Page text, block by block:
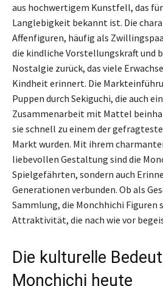
aus hochwertigem Kunstfell, das
Langlebigkeit bekannt ist. Die
Affenfiguren, häufig als
die kindliche Vorstellungskraft und
Nostalgie zurück, das viele
Kindheit erinnert. Die
Puppen durch Sekiguchi, die auch
Zusammenarbeit mit Mattel
sie schnell zu einem der
Markt wurden. Mit ihrem
liebevollen Gestaltung sind die
Spielgefährten, sondern auch
Generationen verbunden. Ob als
Sammlung, die Monchhichi Figuren
Attraktivität, die nach wie vor
Die kulturelle
Monchichi heute